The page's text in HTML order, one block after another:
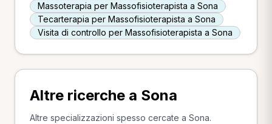
Massoterapia per Massofisioterapista a Sona
Tecarterapia per Massofisioterapista a Sona
Visita di controllo per Massofisioterapista a Sona
Altre ricerche a Sona
Altre specializzazioni spesso cercate a Sona.